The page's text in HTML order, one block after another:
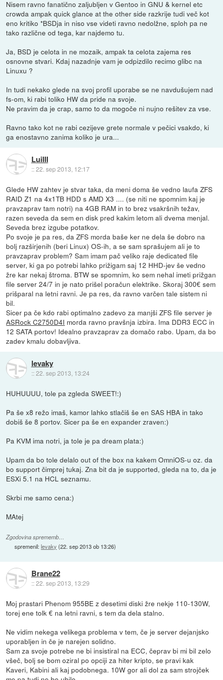
Nisem ravno fanatično zaljubljen v Gentoo in GNU & kernel etc
crowda ampak quick glance at the other side razkrije tudi več kot
eno kritiko *BSDja in niso vse videti ravno nedolžne, sploh pa ne
tako različne od tega, kar najdemo tu.
Ja, BSD je celota in ne mozaik, ampak ta celota zajema res
osnovne stvari. Kdaj nazadnje vam je odpizdilo recimo glibc na
Linuxu ?
In tudi nekako glede na svoj profil uporabe se ne navdušujem nad
fs-om, ki rabi toliko HW da pride na svoje.
Ne pravim da je crap, samo to da mogoče ni nujno rešitev za vse.
Ravno tako kot ne rabi cezijeve grete normale v pečici vsakdo, ki
ga enostavno zanima koliko je ura...
LuiIII
::22. sep 2013, 12:17
Glede HW zahtev je stvar taka, da meni doma še vedno laufa ZFS
RAID Z1 na 4x1TB HDD s AMD X3 .... (se niti ne spomnim kaj je
pravzaprav tam notri) na 4GB RAM in to brez vsakršnih težav,
razen seveda da sem en disk pred kakim letom ali dvema menjal.
Seveda brez izgube potatkov.
Po svoje je pa res, da ZFS morda baše ker ne dela še dobro na
bolj razširjenih (beri Linux) OS-ih, a se sam sprašujem ali je to
pravzaprav problem? Sam imam pač veliko raje dedicated file
server, ki ga po potrebi lahko prižigam saj 12 HHD-jev še vedno
žre kar nekaj štroma. BTW se spomnim, ko sem nehal imeti prižgan
file server 24/7 in je nato prišel poračun elektrike. Skoraj 300€ sem
prišparal na letni ravni. Je pa res, da ravno varčen tale sistem ni
bil.
Sicer pa če kdo rabi optimalno zadevo za manjši ZFS file server je
ASRock C2750D4I morda ravno pravšnja izbira. Ima DDR3 ECC in
12 SATA portov! Idealno pravzaprav za domačo rabo. Upam, da bo
zadev kmalu dobavljiva.
levaky
::22. sep 2013, 13:24
HUHUUUU, tole pa zgleda SWEET!:)
Pa še x8 režo imaš, kamor lahko stlačiš še en SAS HBA in tako
dobiš še 8 portov. Sicer pa še en expander zraven:)
Pa KVM ima notri, ja tole je pa dream plata:)
Upam da bo tole delalo out of the box na kakem OmniOS-u oz. da
bo support čimprej tukaj. Zna bit da je supported, gleda na to, da je
ESXi 5.1 na HCL seznamu.
Skrbi me samo cena:)
MAtej
Zgodovina sprememb…
spremenil:levaky (22. sep 2013 ob 13:26)
Brane22
::22. sep 2013, 13:29
Moj prastari Phenom 955BE z desetimi diski žre nekje 110-130W,
torej ene tolk € na letni ravni, s tem da dela stalno.
Ne vidim nekega velikega problema v tem, če je server dejanjsko
uporabljen in če je narejen solidno.
Sam za svoje potrebe ne bi insistiral na ECC, čeprav bi mi bil zelo
všeč, bolj se bom oziral po opciji za hiter kripto, se pravi kak
Kaveri, Kabini ali kaj podobnega. 10W gor ali dol za sam strojček